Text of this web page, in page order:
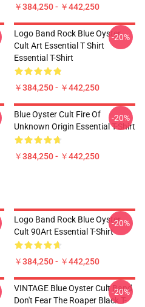
￥384,250 - ￥442,250
Logo Band Rock Blue Oyster
Cult Art Essential T Shirt
Essential T-Shirt
￥384,250 - ￥442,250
-20%
Blue Oyster Cult Fire Of
Unknown Origin Essential T-Shirt
￥384,250 - ￥442,250
-20%
Logo Band Rock Blue Oyster
Cult 90Art Essential T-Shirt
￥384,250 - ￥442,250
-20%
VINTAGE Blue Oyster Cult Band
Don't Fear The Roaper Black T-
-20%